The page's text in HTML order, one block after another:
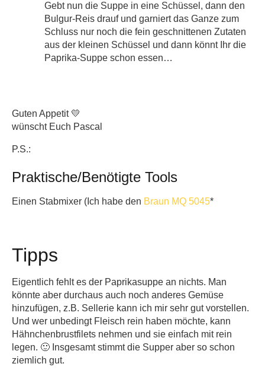
Gebt nun die Suppe in eine Schüssel, dann den
Bulgur-Reis drauf und garniert das Ganze zum
Schluss nur noch die fein geschnittenen Zutaten
aus der kleinen Schüssel und dann könnt Ihr die
Paprika-Suppe schon essen…
Guten Appetit 💛
wünscht Euch Pascal
P.S.:
Praktische/Benötigte Tools
Einen Stabmixer (Ich habe den Braun MQ 5045*
Tipps
Eigentlich fehlt es der Paprikasuppe an nichts. Man
könnte aber durchaus auch noch anderes Gemüse
hinzufügen, z.B. Sellerie kann ich mir sehr gut vorstellen.
Und wer unbedingt Fleisch rein haben möchte, kann
Hähnchenbrustfilets nehmen und sie einfach mit rein
legen. 🙂 Insgesamt stimmt die Supper aber so schon
ziemlich gut.